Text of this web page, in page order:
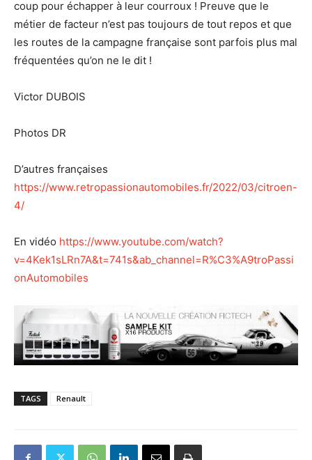
coup pour échapper à leur courroux ! Preuve que le
métier de facteur n’est pas toujours de tout repos et que
les routes de la campagne française sont parfois plus mal
fréquentées qu’on ne le dit !
Victor DUBOIS
Photos DR
D’autres françaises
https://www.retropassionautomobiles.fr/2022/03/citroen-
4/
En vidéo https://www.youtube.com/watch?
v=4Kek1sLRn7A&t=741s&ab_channel=R%C3%A9troPassi
onAutomobiles
TAGS Renault